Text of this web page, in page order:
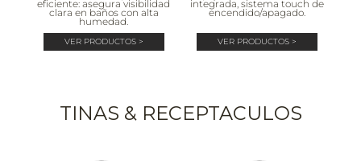
eficiente: asegura visibilidad
clara en baños con alta
humedad.
VER PRODUCTOS >
integrada, sistema touch de
encendido/apagado.
VER PRODUCTOS >
TINAS & RECEPTACULOS